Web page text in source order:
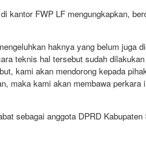
kantor FWP LF mengungkapkan,
haknya yang belum juga
teknis hal tersebut sudah
kami akan mendorong kepada
maka kami akan membawa
sebagai anggota DPRD